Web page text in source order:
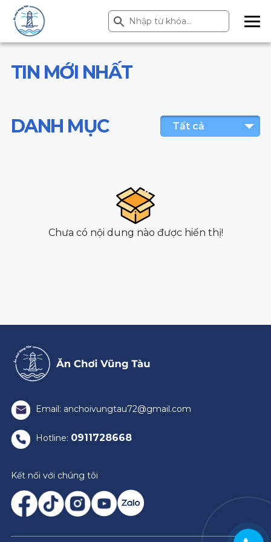
Search
for:
Search Button
ME
NU
TIN MỚI NHẤT
DANH MỤC Tất cả
Chưa có nội dung nào được hiển thị!
Email: anchoivungtau72@gmail.com
Hotline: 0911728668
Kết nối với chúng tôi